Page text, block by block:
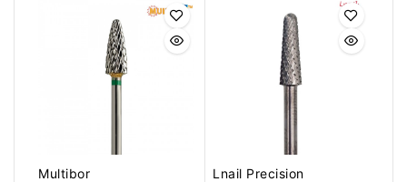
rapidamente il
medio e LL 14,0 mm per
rimozione e correzione.
Multibor
Lnail Precision